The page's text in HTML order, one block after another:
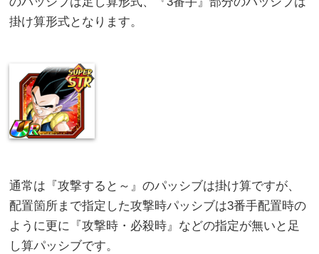
掛け算形式となります。
通常は『攻撃すると～』のパッシブは掛け算ですが、
配置箇所まで指定した攻撃時パッシブは3番手配置時の
ように更に『攻撃時・必殺時』などの指定が無いと足
し算パッシブです。